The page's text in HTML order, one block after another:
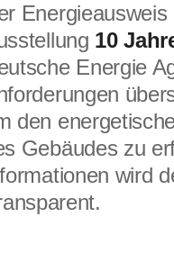
10
Energie
den
Gebäudes zu
wird